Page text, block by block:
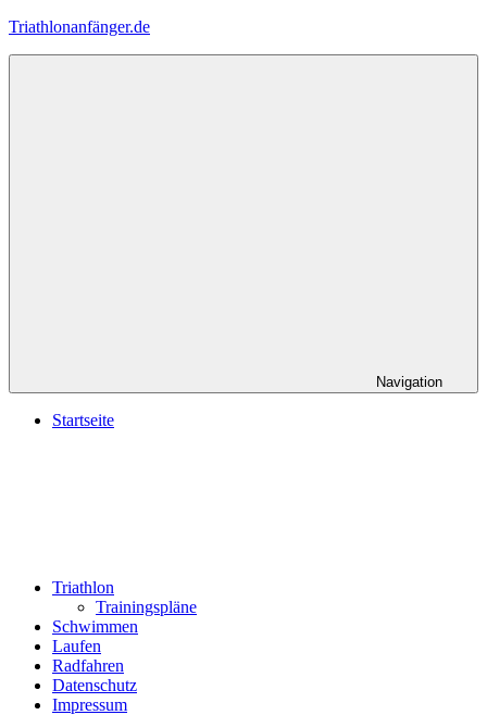
Zum
Triathlonanfänger.de
Navigation
Startseite
Triathlon
Trainingspläne
Schwimmen
Laufen
Radfahren
Datenschutz
Impressum